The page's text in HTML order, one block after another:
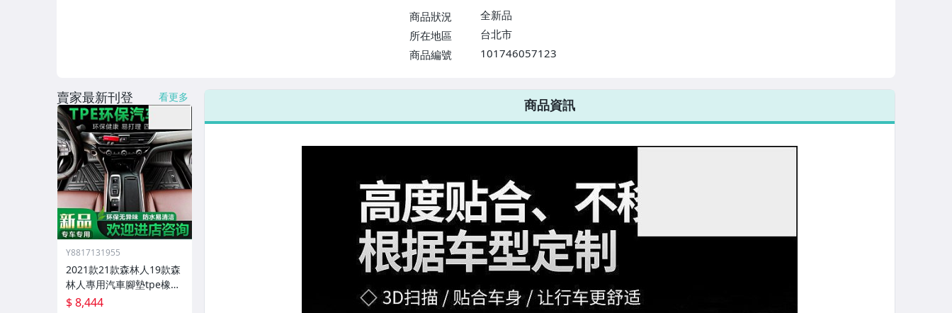
商品狀況
全新品
所在地區
台北市
商品編號
101746057123
7-ELEVEN 運費只要38元
不限金額、筆數，筆筆優惠無限次！
商品資訊
賣家最新刊登 看更多
Y8817131955
2021款21款森林人19款森
林人專用汽車腳墊tpe橡膠
墊
$ 8,444